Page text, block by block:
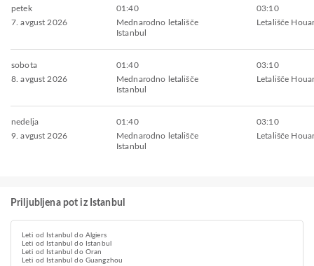
petek
7. avgust 2026
01:40
Mednarodno letališče
Istanbul
03:10
Letališče
sobota
8. avgust 2026
01:40
Mednarodno letališče
Istanbul
03:10
Letališče
nedelja
9. avgust 2026
01:40
Mednarodno letališče
Istanbul
03:10
Letališče
Priljubljena pot iz Istanbul
Leti od Istanbul do Algiers
Leti od Istanbul do Istanbul
Leti od Istanbul do Oran
Leti od Istanbul do Guangzhou